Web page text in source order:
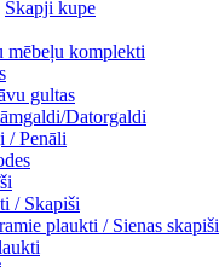
Skapji kupe
mēbeļu komplekti
gultas
Datorgaldi
/ Penāli
/ Skapiši
plaukti / Sienas skapiši